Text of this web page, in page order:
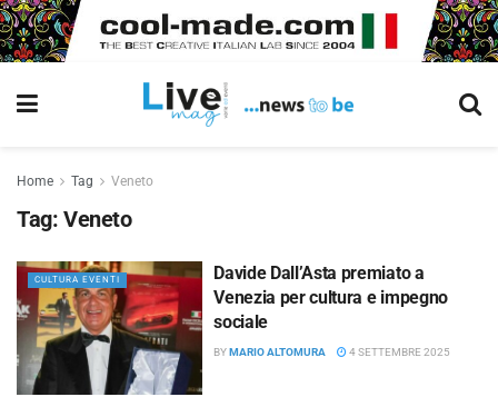
Home Tag Veneto
Tag: Veneto
CULTURA EVENTI
Davide Dall’Asta premiato a
Venezia per cultura e impegno
sociale
BYMARIO ALTOMURA 4 SETTEMBRE 2025